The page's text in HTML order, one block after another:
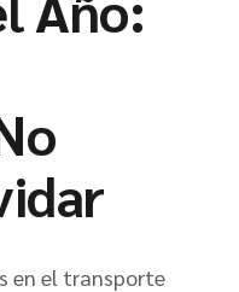
en el transporte